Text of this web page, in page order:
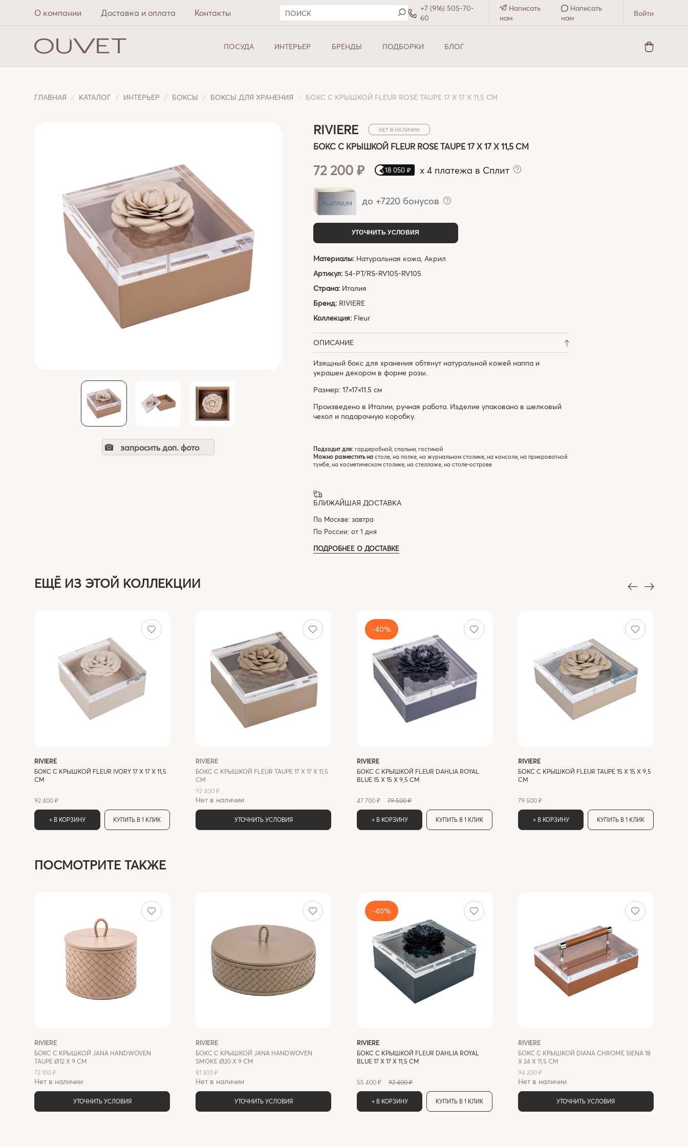
О компании Доставка и оплата Контакты
+7 (916) 505-70-
60
Написать
нам
Написать
нам
Войти
ПОСУДА ИНТЕРЬЕР БРЕНДЫ ПОДБОРКИ БЛОГ
ГЛАВНАЯ КАТАЛОГ ИНТЕРЬЕР БОКСЫ БОКСЫ ДЛЯ ХРАНЕНИЯ БОКС С КРЫШКОЙ FLEUR ROSE TAUPE 17 X 17 X 11,5 СМ
запросить доп. фото
RIVIERE НЕТ В НАЛИЧИИ
БОКС С КРЫШКОЙ FLEUR ROSE TAUPE 17 X 17 X 11,5 СМ
72 200 ₽ 18 050 ₽ x 4 платежа в Сплит
до +7220 бонусов
УТОЧНИТЬ УСЛОВИЯ
Материалы: Натуральная кожа, Акрил
Артикул: S4-PT/RS-RV105-RV105
Страна: Италия
Бренд: RIVIERE
Коллекция: Fleur
ОПИСАНИЕ
Изящный бокс для хранения обтянут натуральной кожей наппа и
украшен декором в форме розы.
Размер: 17×17×11.5 см
Произведено в Италии, ручная работа. Изделие упаковано в шелковый
чехол и подарочную коробку.
Подходит для:гардеробной, спальни, гостиной
Можно разместить на столе, на полке, на журнальном столике, на консоли, на прикроватной
тумбе, на косметическом столике, на стеллаже, на столе-острове
БЛИЖАЙШАЯ ДОСТАВКА
По Москве: завтра
По России: от 1 дня
ПОДРОБНЕЕ О ДОСТАВКЕ
ЕЩЁ ИЗ ЭТОЙ КОЛЛЕКЦИИ
RIVIERE
БОКС С КРЫШКОЙ FLEUR IVORY 17 X 17 X 11,5
СМ
92 400 ₽
+ В КОРЗИНУ КУПИТЬ В 1 КЛИК
RIVIERE
БОКС С КРЫШКОЙ FLEUR TAUPE 17 X 17 X 11,5
СМ
92 400 ₽
Нет в наличии
УТОЧНИТЬ УСЛОВИЯ
-40%
RIVIERE
БОКС С КРЫШКОЙ FLEUR DAHLIA ROYAL
BLUE 15 X 15 X 9,5 СМ
47 700 ₽ 79 500 ₽
+ В КОРЗИНУ КУПИТЬ В 1 КЛИК
RIVIERE
БОКС С КРЫШКОЙ FLEUR TAUPE 15 X 15 X 9,5
СМ
79 500 ₽
+ В КОРЗИНУ КУПИТЬ В 1 КЛИК
ПОСМОТРИТЕ ТАКЖЕ
RIVIERE
БОКС С КРЫШКОЙ JANA HANDWOVEN
TAUPE Ø12 X 9 СМ
72 100 ₽
Нет в наличии
УТОЧНИТЬ УСЛОВИЯ
RIVIERE
БОКС С КРЫШКОЙ JANA HANDWOVEN
SMOKE Ø20 X 9 СМ
81 300 ₽
Нет в наличии
УТОЧНИТЬ УСЛОВИЯ
-40%
RIVIERE
БОКС С КРЫШКОЙ FLEUR DAHLIA ROYAL
BLUE 17 X 17 X 11,5 СМ
55 400 ₽ 92 400 ₽
+ В КОРЗИНУ КУПИТЬ В 1 КЛИК
RIVIERE
БОКС С КРЫШКОЙ DIANA CHROME SIENA 18
Х 24 Х 11,5 СМ
94 200 ₽
Нет в наличии
УТОЧНИТЬ УСЛОВИЯ